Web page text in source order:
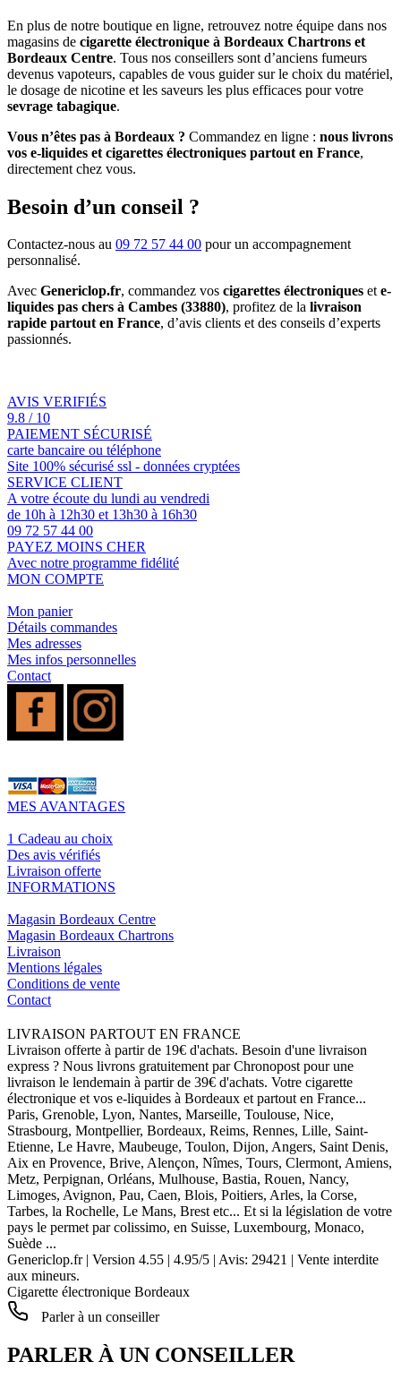
En plus de notre boutique en ligne, retrouvez notre équipe dans nos
magasins de cigarette électronique à Bordeaux Chartrons et
Bordeaux Centre. Tous nos conseillers sont d’anciens fumeurs
devenus vapoteurs, capables de vous guider sur le choix du matériel,
le dosage de nicotine et les saveurs les plus efficaces pour votre
sevrage tabagique.
Vous n’êtes pas à Bordeaux ? Commandez en ligne : nous livrons
vos e-liquides et cigarettes électroniques partout en France,
directement chez vous.
Besoin d’un conseil ?
Contactez-nous au 09 72 57 44 00 pour un accompagnement
personnalisé.
Avec Genericlop.fr, commandez vos cigarettes électroniques ete-
liquides pas chers à Cambes (33880), profitez de la livraison
rapide partout en France, d’avis clients et des conseils d’experts
passionnés.
AVIS VERIFIÉS
9.8 / 10
PAIEMENT SÉCURISÉ
carte bancaire ou téléphone
Site 100% sécurisé ssl - données cryptées
SERVICE CLIENT
A votre écoute du lundi au vendredi
de 10h à 12h30 et 13h30 à 16h30
09 72 57 44 00
PAYEZ MOINS CHER
Avec notre programme fidélité
MON COMPTE
Mon panier
Détails commandes
Mes adresses
Mes infos personnelles
Contact
MES AVANTAGES
1 Cadeau au choix
Des avis vérifiés
Livraison offerte
INFORMATIONS
Magasin Bordeaux Centre
Magasin Bordeaux Chartrons
Livraison
Mentions légales
Conditions de vente
Contact
LIVRAISON PARTOUT EN FRANCE
Livraison offerte à partir de 19€ d'achats. Besoin d'une livraison
express ? Nous livrons gratuitement par Chronopost pour une
livraison le lendemain à partir de 39€ d'achats. Votre cigarette
électronique et vos e-liquides à Bordeaux et partout en France...
Paris, Grenoble, Lyon, Nantes, Marseille, Toulouse, Nice,
Strasbourg, Montpellier, Bordeaux, Reims, Rennes, Lille, Saint-
Etienne, Le Havre, Maubeuge, Toulon, Dijon, Angers, Saint Denis,
Aix en Provence, Brive, Alençon, Nîmes, Tours, Clermont, Amiens,
Metz, Perpignan, Orléans, Mulhouse, Bastia, Rouen, Nancy,
Limoges, Avignon, Pau, Caen, Blois, Poitiers, Arles, la Corse,
Tarbes, la Rochelle, Le Mans, Brest etc... Et si la législation de votre
pays le permet par colissimo, en Suisse, Luxembourg, Monaco,
Suède ...
Genericlop.fr| Version 4.55 | 4.95/5 | Avis: 29421 | Vente interdite
aux mineurs.
Cigarette électronique Bordeaux
Parler à un conseiller
PARLER À UN CONSEILLER